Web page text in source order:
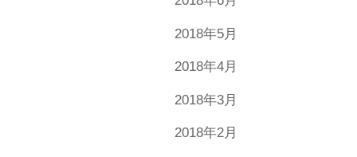
2018年5月
2018年4月
2018年3月
2018年2月